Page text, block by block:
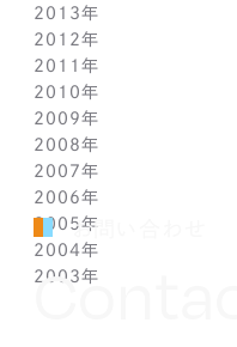
1月(2)
1月(2)
2月(1)
1月(2)
3月(2)
1月(2)
4月(1)
3月(1)
2月(1)
1月(2)
3月(2)
2月(1)
4月(1)
3月(1)
2月(1)
1月(1)
8月(1)
7月(1)
5月(1)
4月(1)
3月(1)
2月(1)
1月(1)
9月(1)
8月(1)
7月(1)
6月(1)
5月(1)
4月(1)
3月(1)
2月(1)
1月(1)
10月(1)
9月(1)
8月(1)
7月(1)
6月(1)
5月(1)
4月(1)
3月(1)
2月(1)
1月(1)
11月(1)
10月(1)
9月(1)
8月(1)
7月(1)
6月(1)
5月(1)
4月(1)
3月(1)
2月(1)
1月(1)
12月(1)
11月(1)
10月(1)
9月(1)
8月(1)
7月(1)
6月(1)
5月(1)
4月(1)
3月(1)
2月(1)
2013年
12月(1)
11月(1)
10月(1)
9月(1)
8月(1)
7月(1)
6月(1)
5月(1)
4月(1)
3月(1)
2012年
12月(1)
11月(1)
10月(1)
9月(1)
8月(1)
7月(1)
6月(1)
5月(1)
4月(1)
2011年
12月(1)
11月(1)
10月(1)
9月(1)
8月(1)
7月(1)
6月(1)
5月(1)
2010年
12月(1)
11月(1)
10月(1)
9月(1)
8月(1)
7月(1)
6月(1)
2009年
12月(1)
11月(1)
10月(1)
9月(1)
8月(1)
7月(1)
2008年
12月(1)
11月(1)
10月(1)
9月(1)
8月(1)
2007年
12月(1)
11月(1)
10月(1)
9月(1)
2006年
12月(1)
11月(1)
10月(1)
2005年
12月(1)
11月(1)
2004年
12月(1)
2003年
お問い合わせ
Contact